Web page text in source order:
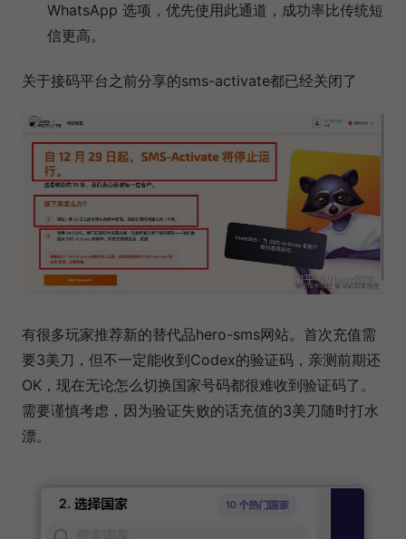
WhatsApp 选项，优先使用此通道，成功率比传统短
信更高。
关于接码平台之前分享的sms-activate都已经关闭了
有很多玩家推荐新的替代品hero-sms网站。首次充值需
要3美刀，但不一定能收到Codex的验证码，亲测前期还
OK，现在无论怎么切换国家号码都很难收到验证码了。
需要谨慎考虑，因为验证失败的话充值的3美刀随时打水
漂。